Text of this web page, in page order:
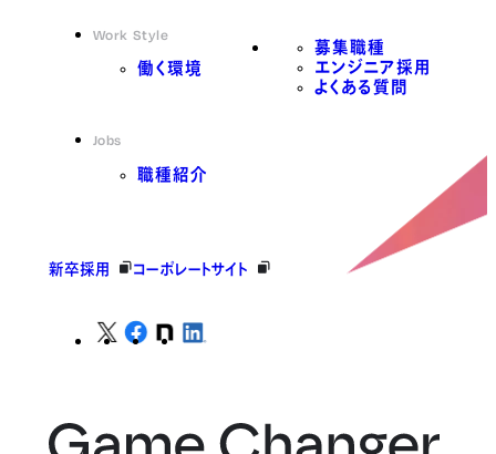
Work Style
働く環境
Jobs
職種紹介
募集職種
エンジニア採用
よくある質問
新卒採用 コーポレートサイト